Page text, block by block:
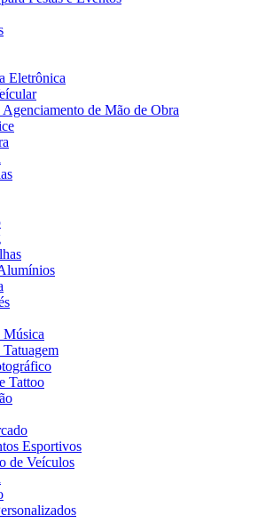
Eletrônica
Agenciamento de Mão de Obra
Música
Tattoo
Esportivos
de Veículos